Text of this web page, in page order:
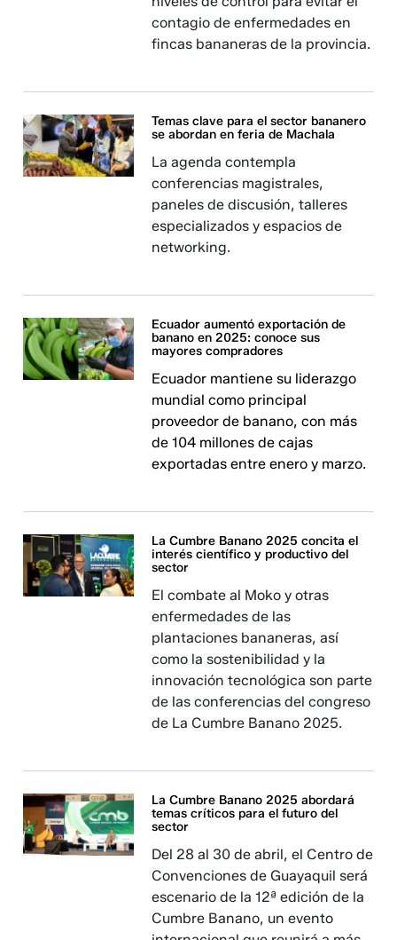
contagio de enfermedades en
fincas bananeras de la provincia.
Temas clave para el sector bananero
se abordan en feria de Machala
La agenda contempla
conferencias magistrales,
paneles de discusión, talleres
especializados y espacios de
networking.
Ecuador aumentó exportación de
banano en 2025: conoce sus
mayores compradores
Ecuador mantiene su liderazgo
mundial como principal
proveedor de banano, con más
de 104 millones de cajas
exportadas entre enero y marzo.
La Cumbre Banano 2025 concita el
interés científico y productivo del
sector
El combate al Moko y otras
enfermedades de las
plantaciones bananeras, así
como la sostenibilidad y la
innovación tecnológica son parte
de las conferencias del congreso
de La Cumbre Banano 2025.
La Cumbre Banano 2025 abordará
temas críticos para el futuro del
sector
Del 28 al 30 de abril, el Centro de
Convenciones de Guayaquil será
escenario de la 12ª edición de la
Cumbre Banano, un evento